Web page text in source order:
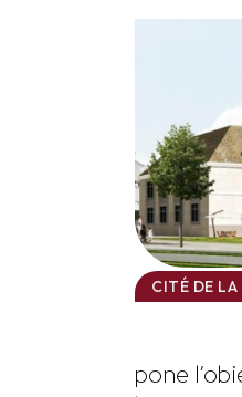
CITÉ DE
pone